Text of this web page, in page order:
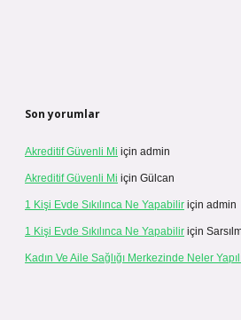
Son yorumlar
Akreditif Güvenli Mi için admin
Akreditif Güvenli Mi için Gülcan
1 Kişi Evde Sıkılınca Ne Yapabilir için admin
1 Kişi Evde Sıkılınca Ne Yapabilir için
Kadın Ve Aile Sağlığı Merkezinde Neler